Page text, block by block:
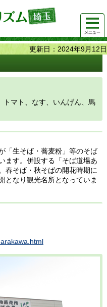
村で 楽しく！
メニュ
ー
更新日：2024年9月12日
トマト、なす、いんげん、馬
「生そば・蕎麦粉」等のそば
ます。併設する「そば道場あ
春そば・秋そばの開花時期に
となり観光名所となっていま